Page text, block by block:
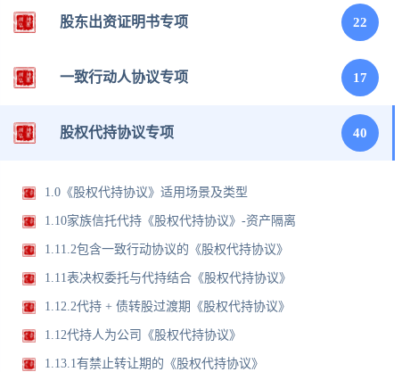
股东出资证明书专项 22
一致行动人协议专项 17
股权代持协议专项 40
1.0《股权代持协议》适用场景及类型
1.10家族信托代持《股权代持协议》-资产隔离
1.11.2包含一致行动协议的《股权代持协议》
1.11表决权委托与代持结合《股权代持协议》
1.12.2代持 + 债转股过渡期《股权代持协议》
1.12代持人为公司《股权代持协议》
1.13.1有禁止转让期的《股权代持协议》